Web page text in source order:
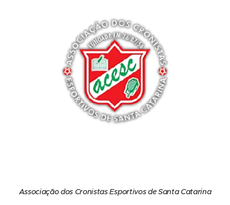
Associação dos Cronistas Esportivos de Santa Catarina